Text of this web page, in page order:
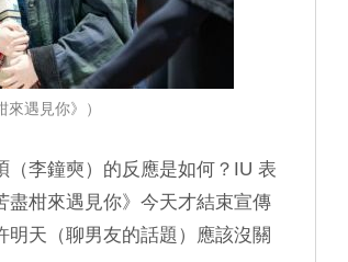
來遇見你》）
李鐘奭）的反應是如何？IU 表
柑來遇見你》今天才結束宣傳
天（聊男友的話題）應該沒關